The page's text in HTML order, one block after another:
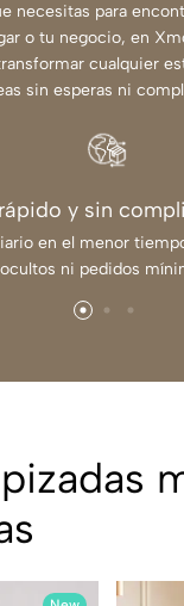
necesitas para
o tu negocio, en
cualquier
sin esperas ni
y sin
en el menor
ocultos ni pedidos